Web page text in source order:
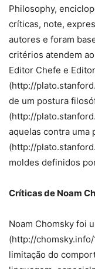
Philosophy,
críticas, note,
autores e foram
critérios atendem
Editor Chefe e
(http://
de um postura
(http://
aquelas contra uma
(http://
moldes definidos
Críticas de Noam
Noam Chomsky foi
(http://chomsky.info/
limitação do